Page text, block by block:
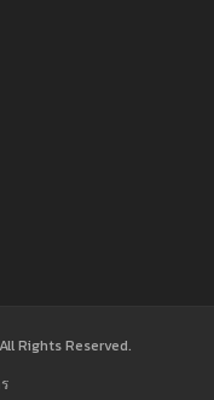
Rights Reserved.